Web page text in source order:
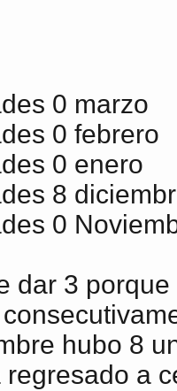
0 marzo
0 febrero
0 enero
8
0
dar 3
hubo 8
a